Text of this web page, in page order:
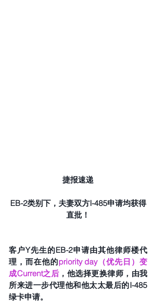
捷报速递
EB-2类别下，夫妻双方I-485申请均获得
直批！
客户Y先生的EB-2申请由其他律师楼代
理，而在他的priority day（优先日）变
成Current之后 ，他选择更换律师，由我
所来进一步代理他和他太太最后的I-485
绿卡申请。